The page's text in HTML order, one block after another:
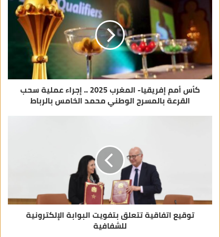
ي
كأس أمم إفريقيا- المغرب 2025 .. إجراء عملية سحب
القرعة بالمسرح الوطني محمد الخامس بالرباط
توقيع اتفاقية تتعلق بتفويت البوابة الإلكترونية
للشفافية